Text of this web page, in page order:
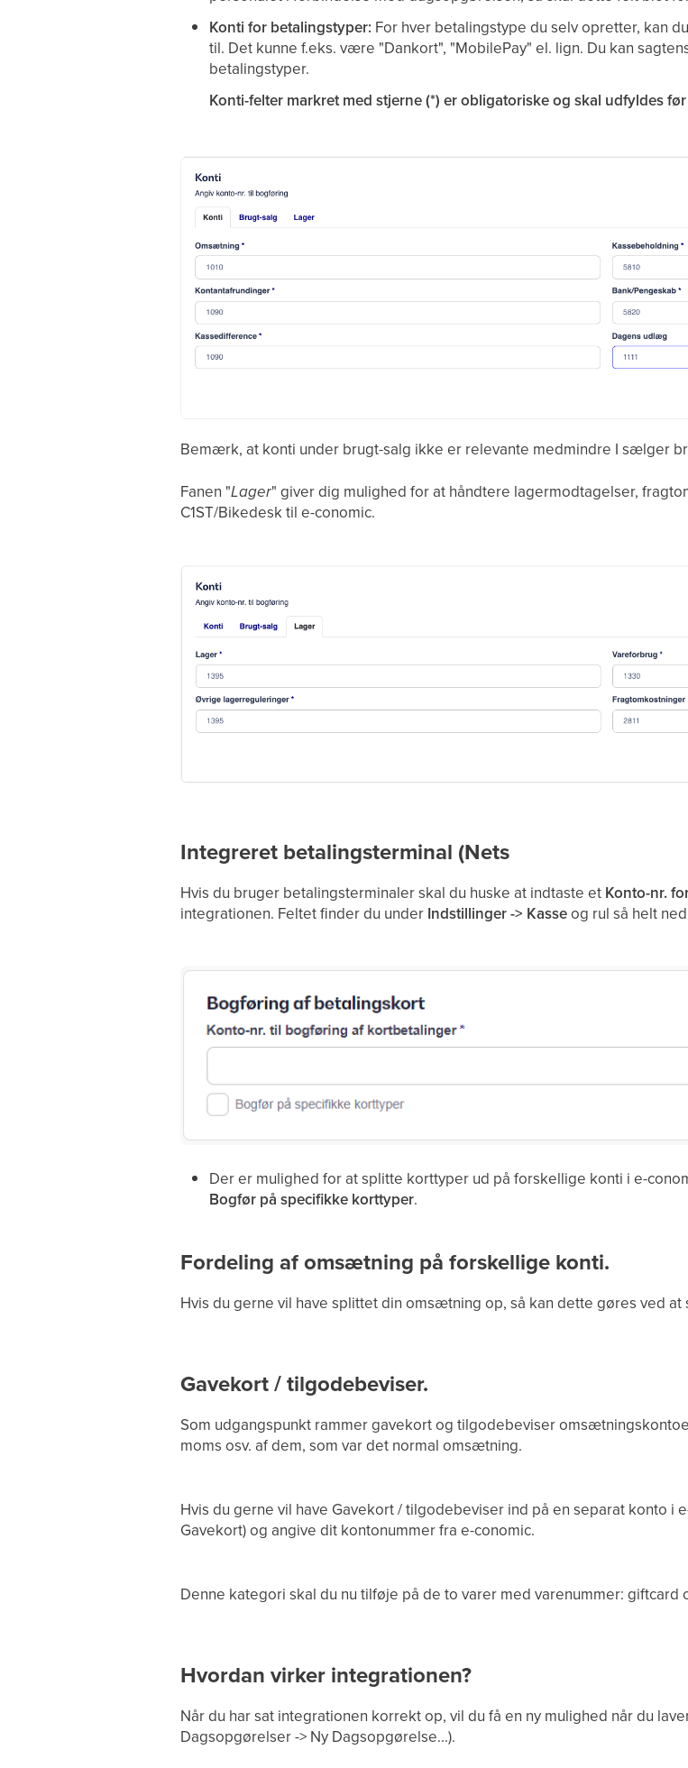
Konti for betalingstyper: For hver betalingstype du selv opretter, kan
til. Det kunne f.eks. være "Dankort", "MobilePay" el. lign. Du kan
betalingstyper.
Konti-felter markret med stjerne (*) er obligatoriske og skal udfyldes
Bemærk, at konti under brugt-salg ikke er relevante medmindre I sælger
Fanen "Lager" giver dig mulighed for at håndtere lagermodtagelser,
C1ST/Bikedesk til e-conomic.
Integreret betalingsterminal (Nets
Hvis du bruger betalingsterminaler skal du huske at indtaste et Konto-nr.
integrationen. Feltet finder du underIndstillinger -> Kasseog rul så helt
Der er mulighed for at splitte korttyper ud på forskellige konti i e-
Bogfør på specifikke korttyper.
Fordeling af omsætning på forskellige konti.
Hvis du gerne vil have splittet din omsætning op, så kan dette gøres ved
Gavekort / tilgodebeviser.
Som udgangspunkt rammer gavekort og tilgodebeviser
moms osv. af dem, som var det normal omsætning.
Hvis du gerne vil have Gavekort / tilgodebeviser ind på en separat konto i
Gavekort) og angive dit kontonummer fra e-conomic.
Denne kategori skal du nu tilføje på de to varer med varenummer: giftcard
Hvordan virker integrationen?
Når du har sat integrationen korrekt op, vil du få en ny mulighed når du
Dagsopgørelser -> Ny Dagsopgørelse...).